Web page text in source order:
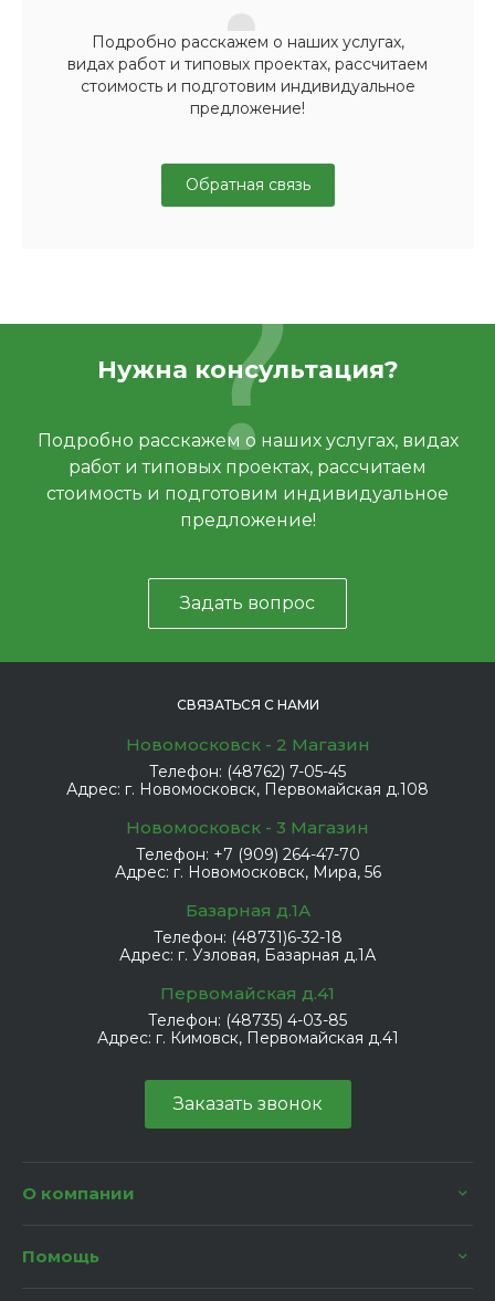
Подробно расскажем о наших услугах,
видах работ и типовых проектах, рассчитаем
стоимость и подготовим индивидуальное
предложение!
Обратная связь
Нужна консультация?
Подробно расскажем о наших услугах, видах
работ и типовых проектах, рассчитаем
стоимость и подготовим индивидуальное
предложение!
Задать вопрос
СВЯЗАТЬСЯ С НАМИ
Новомосковск - 2 Магазин
Телефон: (48762) 7-05-45
Адрес: г. Новомосковск, Первомайская д.108
Новомосковск - 3 Магазин
Телефон: +7 (909) 264-47-70
Адрес: г. Новомосковск, Мира, 56
Базарная д.1А
Телефон: (48731)6-32-18
Адрес: г. Узловая, Базарная д.1А
Первомайская д.41
Телефон: (48735) 4-03-85
Адрес: г. Кимовск, Первомайская д.41
Заказать звонок
О компании
Помощь